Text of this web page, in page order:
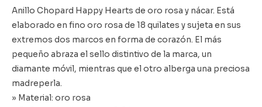
Anillo Chopard Happy Hearts de oro rosa y nácar. Está
elaborado en fino oro rosa de 18 quilates y sujeta en sus
extremos dos marcos en forma de corazón. El más
pequeño abraza el sello distintivo de la marca, un
diamante móvil, mientras que el otro alberga una preciosa
madreperla.
» Material: oro rosa